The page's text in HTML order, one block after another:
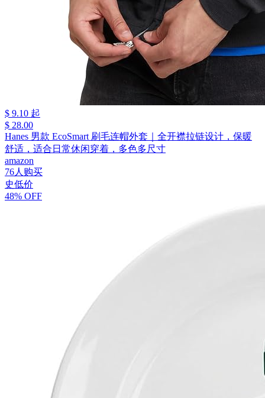
$ 9.10 起
$ 28.00
Hanes 男款 EcoSmart 刷毛连帽外套｜全开襟拉链设计，保暖
舒适，适合日常休闲穿着，多色多尺寸
amazon
76人购买
史低价
48% OFF